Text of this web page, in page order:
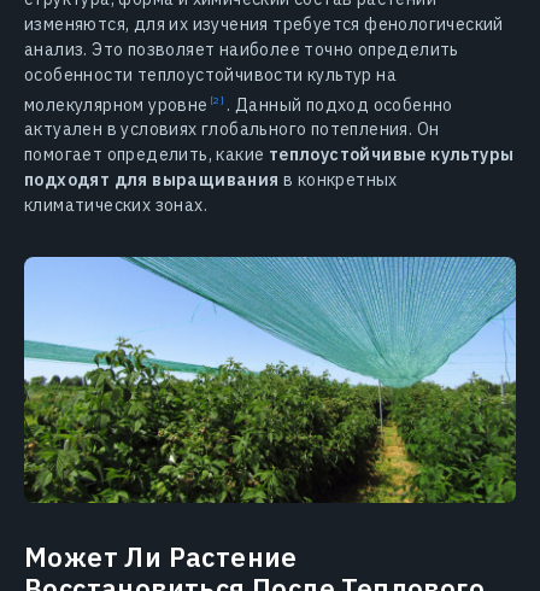
изменяются, для их изучения требуется фенологический
анализ. Это позволяет наиболее точно определить
особенности теплоустойчивости культур на
молекулярном уровне
. Данный подход особенно
актуален в условиях глобального потепления. Он
помогает определить, какие теплоустойчивые культуры
подходят для выращивания в конкретных
климатических зонах.
Может Ли Растение